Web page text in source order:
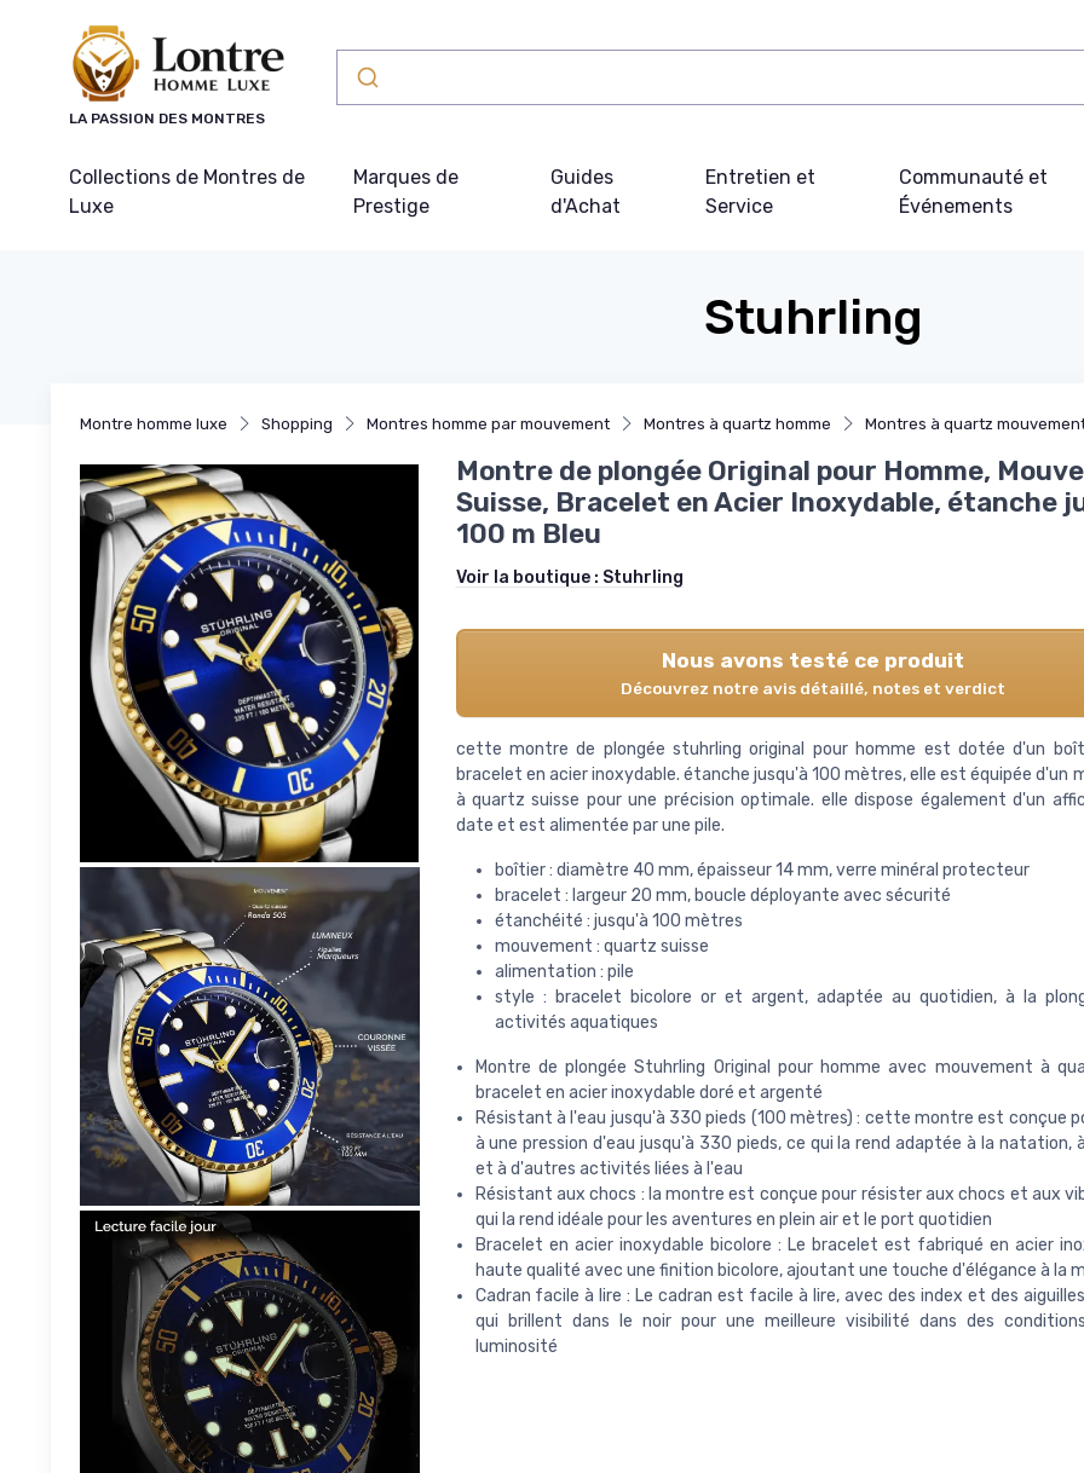
LA PASSION DES MONTRES
Collections de Montres de
Luxe
Marques de
Prestige
Guides
d'Achat
Entretien et
Service
Communauté et
Événements
Stuhrling
Montre homme luxe Shopping Montres homme par mouvement Montres à quartz homme Montres à quartz
Montre de plongée Original pour Homme,
Suisse, Bracelet en Acier Inoxydable, étanche
100 m Bleu
Voir la boutique : Stuhrling
Nous avons testé ce produit
Découvrez notre avis détaillé, notes et verdict
cette montre de plongée stuhrling original pour homme est dotée d'un
bracelet en acier inoxydable. étanche jusqu'à 100 mètres, elle est équipée d'un
à quartz suisse pour une précision optimale. elle dispose également d'un
date et est alimentée par une pile.
boîtier : diamètre 40 mm, épaisseur 14 mm, verre minéral protecteur
bracelet : largeur 20 mm, boucle déployante avec sécurité
étanchéité : jusqu'à 100 mètres
mouvement : quartz suisse
alimentation : pile
style : bracelet bicolore or et argent, adaptée au quotidien, à la
activités aquatiques
Montre de plongée Stuhrling Original pour homme avec mouvement à
bracelet en acier inoxydable doré et argenté
Résistant à l'eau jusqu'à 330 pieds (100 mètres) : cette montre est conçue
à une pression d'eau jusqu'à 330 pieds, ce qui la rend adaptée à la natation,
et à d'autres activités liées à l'eau
Résistant aux chocs : la montre est conçue pour résister aux chocs et aux
qui la rend idéale pour les aventures en plein air et le port quotidien
Bracelet en acier inoxydable bicolore : Le bracelet est fabriqué en acier
haute qualité avec une finition bicolore, ajoutant une touche d'élégance à la
Cadran facile à lire : Le cadran est facile à lire, avec des index et des
qui brillent dans le noir pour une meilleure visibilité dans des
luminosité